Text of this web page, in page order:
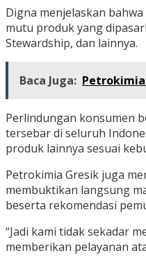
Digna menjelaskan
mutu produk yang
Stewardship, dan lainnya.
Baca Juga:
Perlindungan konsumen
tersebar di seluruh
produk lainnya sesuai
Petrokimia Gresik juga
membuktikan langsung
beserta rekomendasi
“Jadi kami tidak sekadar
memberikan pelayanan